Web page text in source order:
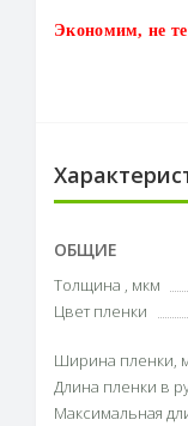
Экономим, не
ОБЩИЕ
Толщина , мкм
Цвет пленки
Ширина пленки,
Длина пленки в
Максимальная